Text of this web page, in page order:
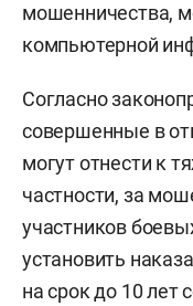
мошенничества,
компьютерной
Согласно
совершенные в
могут отнести к
частности, за
участников
установить
на срок до 10 лет